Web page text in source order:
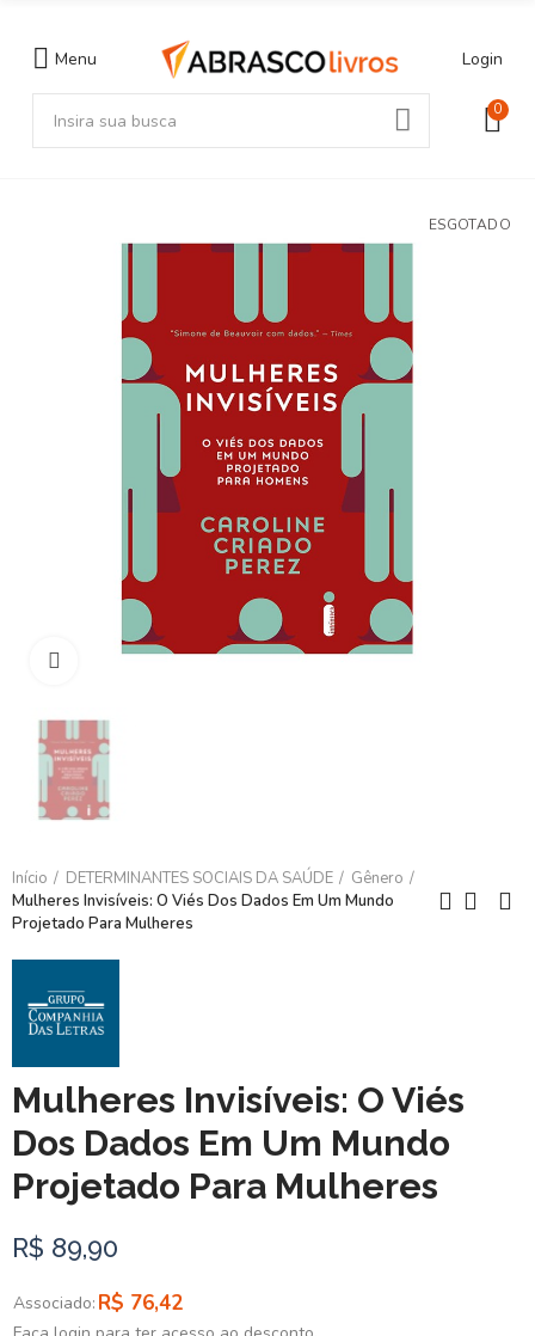
Menu Login
0
ESGOTADO
Clique para ampliar
Início DETERMINANTES SOCIAIS DA SAÚDE
Gênero
Mulheres Invisíveis: O Viés Dos Dados Em Um Mundo
Projetado Para Mulheres
Mulheres Invisíveis: O Viés
Dos Dados Em Um Mundo
Projetado Para Mulheres
R$ 89,90
Associado: R$ 76,42